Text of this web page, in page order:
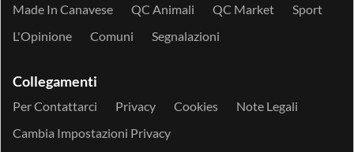
Made In Canavese
QC Animali QC Market
Sport
L'Opinione
Comuni Segnalazioni
Collegamenti
Per Contattarci Privacy Cookies
Note Legali
Cambia Impostazioni Privacy